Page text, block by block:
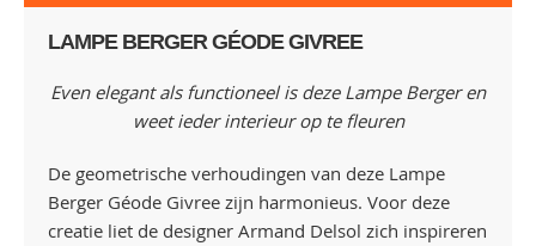
LAMPE BERGER GÉODE GIVREE
Even elegant als functioneel is deze Lampe Berger en
weet ieder interieur op te fleuren
De geometrische verhoudingen van deze Lampe
Berger Géode Givree zijn harmonieus. Voor deze
creatie liet de designer Armand Delsol zich inspireren